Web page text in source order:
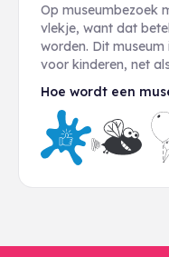
Op museumbezoek
vlekje, want dat
worden. Dit
voor kinderen, net
Hoe wordt een